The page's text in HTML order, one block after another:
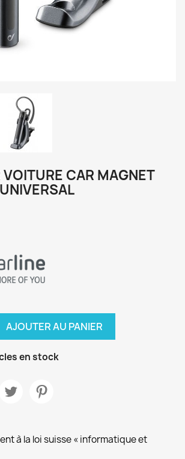
CAR MAGNET
AJOUTER AU PANIER
en stock
à la loi suisse « informatique et